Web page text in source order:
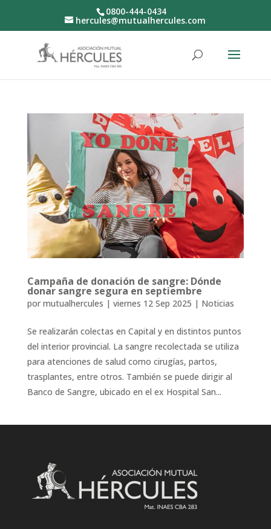
0800-444-0434
hercules@mutualhercules.com
Campaña de donación de sangre: Dónde
donar sangre segura en septiembre
por mutualhercules | viernes 12 Sep 2025 | Noticias
Se realizarán colectas en Capital y en distintos puntos
del interior provincial. La sangre recolectada se utiliza
para atenciones de salud como cirugías, partos,
trasplantes, entre otros. También se puede dirigir al
Banco de Sangre, ubicado en el ex Hospital San...